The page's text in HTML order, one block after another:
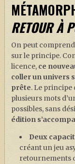
RETOUR À
On peut
sur le principe.
licence, ce
coller un univers
prête. Le principe
plusieurs mots
possibles, sans
édition
Deux
créant un jeu
retournements